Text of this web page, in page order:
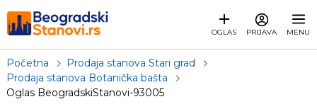
OGLAS PRIJAVA MENU
Početna
Prodaja stanova Stari grad
Prodaja stanova Botanička bašta
Oglas BeogradskiStanovi-93005